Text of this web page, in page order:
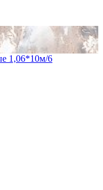
1,06*10м/6